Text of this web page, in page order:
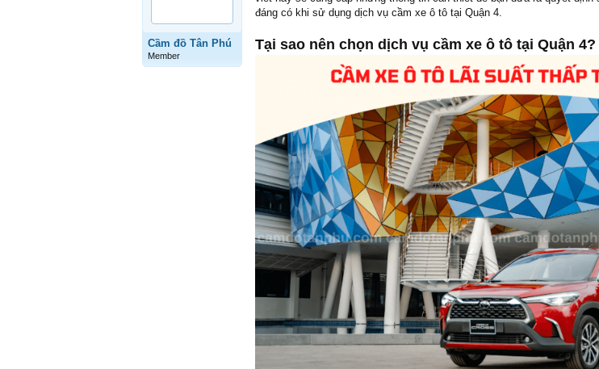
Cầm đồ Tân Phú
Member
đáng có khi sử dụng dịch vụ cầm xe ô tô tại Quận 4.
Tại sao nên chọn dịch vụ cầm xe ô tô tại Quận 4?